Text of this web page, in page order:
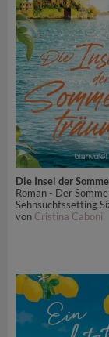
Die Insel der
Roman - Der
Sehnsuchtssetting
von Cristina Caboni